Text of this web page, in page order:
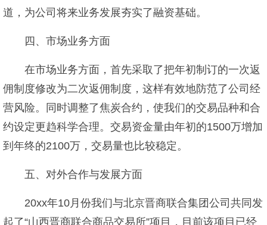
道，为公司将来业务发展夯实了融资基础。
四、市场业务方面
在市场业务方面，首先采取了把年初制订的一次返
佣制度修改为二次返佣制度，这样有效地防范了公司经
营风险。同时调整了焦炭合约，使我们的交易品种和合
约设定更趋科学合理。交易资金量由年初的1500万增加
到年终的2100万，交易量也比较稳定。
五、对外合作与发展方面
20xx年10月份我们与北京晋商联合集团公司共同发
起了“山西晋商联合商品交易所”项目，目前该项目已经